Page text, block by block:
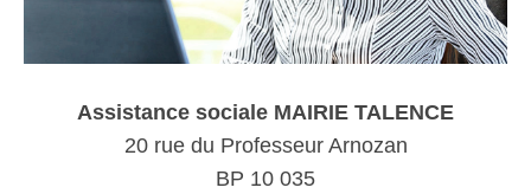
Assistance sociale MAIRIE TALENCE
20 rue du Professeur Arnozan
BP 10 035